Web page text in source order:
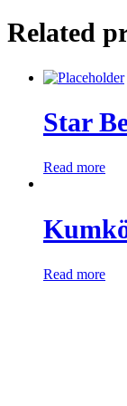
Related
Star
Read more
Read more